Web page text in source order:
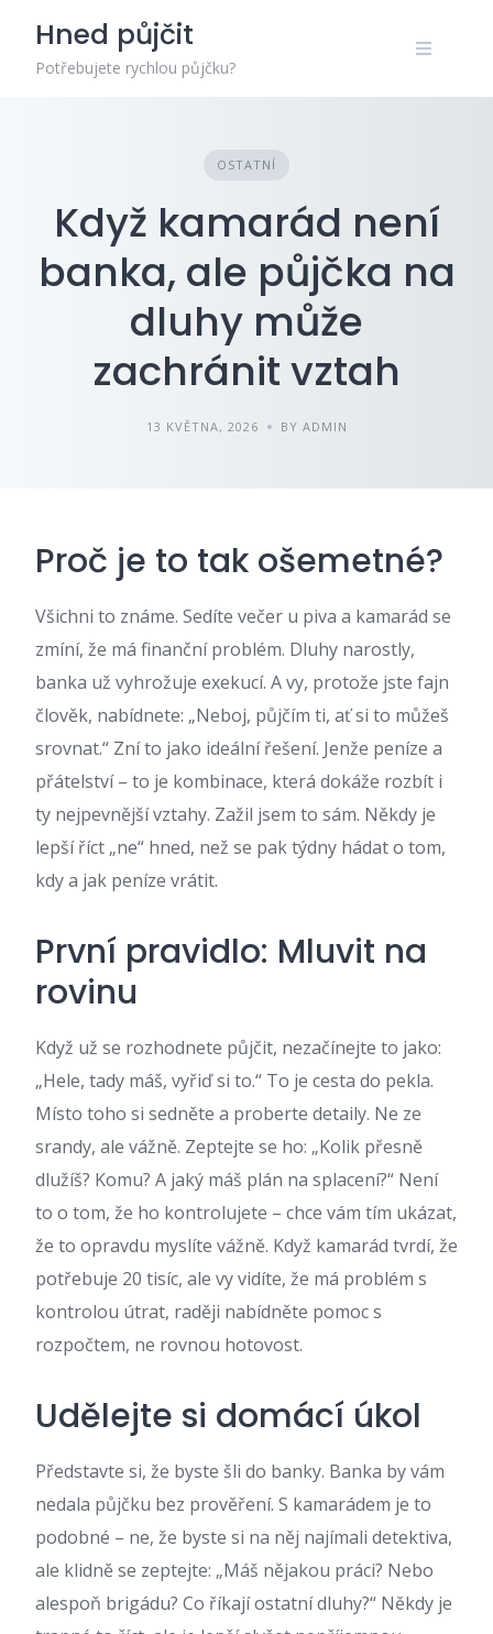
content
Hned půjčit
Potřebujete rychlou půjčku?
OSTATNÍ
Když kamarád není
banka, ale půjčka na
dluhy může
zachránit vztah
13 KVĚTNA, 2026 BY ADMIN
Proč je to tak ošemetné?
Všichni to známe. Sedíte večer u piva a kamarád se
zmíní, že má finanční problém. Dluhy narostly,
banka už vyhrožuje exekucí. A vy, protože jste fajn
člověk, nabídnete: „Neboj, půjčím ti, ať si to můžeš
srovnat.“ Zní to jako ideální řešení. Jenže peníze a
přátelství – to je kombinace, která dokáže rozbít i
ty nejpevnější vztahy. Zažil jsem to sám. Někdy je
lepší říct „ne“ hned, než se pak týdny hádat o tom,
kdy a jak peníze vrátit.
První pravidlo: Mluvit na
rovinu
Když už se rozhodnete půjčit, nezačínejte to jako:
„Hele, tady máš, vyřiď si to.“ To je cesta do pekla.
Místo toho si sedněte a proberte detaily. Ne ze
srandy, ale vážně. Zeptejte se ho: „Kolik přesně
dlužíš? Komu? A jaký máš plán na splacení?“ Není
to o tom, že ho kontrolujete – chce vám tím ukázat,
že to opravdu myslíte vážně. Když kamarád tvrdí, že
potřebuje 20 tisíc, ale vy vidíte, že má problém s
kontrolou útrat, raději nabídněte pomoc s
rozpočtem, ne rovnou hotovost.
Udělejte si domácí úkol
Představte si, že byste šli do banky. Banka by vám
nedala půjčku bez prověření. S kamarádem je to
podobné – ne, že byste si na něj najímali detektiva,
ale klidně se zeptejte: „Máš nějakou práci? Nebo
alespoň brigádu? Co říkají ostatní dluhy?“ Někdy je